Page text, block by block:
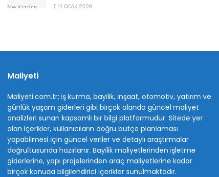
14 OCAK 2026
Maliyeti
Maliyeti.com.tr; iş kurma, bayilik, inşaat, otomotiv, yatırım ve
günlük yaşam giderleri gibi birçok alanda güncel maliyet
analizleri sunan kapsamlı bir bilgi platformudur. Sitede yer
alan içerikler, kullanıcıların doğru bütçe planlaması
yapabilmesi için güncel veriler ve detaylı araştırmalar
doğrultusunda hazırlanır. Bayilik maliyetlerinden işletme
giderlerine, yapı projelerinden araç maliyetlerine kadar
birçok konuda bilgilendirici içerikler sunulmaktadır.